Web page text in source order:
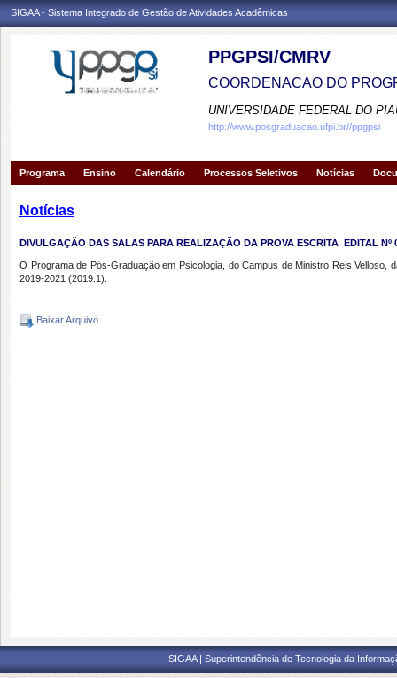
SIGAA - Sistema Integrado de Gestão de Atividades Acadêmicas
PPGPSI/CMRV
COORDENACAO DO
UNIVERSIDADE FEDERAL DO
http://www.posgraduacao.ufpi.br//ppgpsi
Programa Ensino Calendário Processos Seletivos Notícias
Notícias
DIVULGAÇÃO DAS SALAS PARA REALIZAÇÃO DA PROVA ESCRITA  EDITAL Nº
O Programa de Pós-Graduação em Psicologia, do Campus de Ministro Reis
2019-2021 (2019.1).
Baixar Arquivo
SIGAA | Superintendência de Tecnologia da